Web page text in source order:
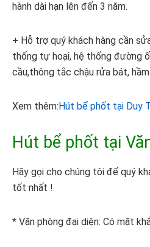
hành dài hạn lên đến 3 năm.
+ Hỗ trợ quý khách hàng cần
thống tự hoại, hệ thống đường
cầu,thông tắc chậu rửa bát,
Xem thêm: Hút bể phốt tại Duy
Hút bể phốt tại
Hãy gọi cho chúng tôi để quý
tốt nhất !
* Văn phòng đại diện: Có mặt